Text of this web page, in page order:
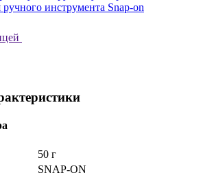
ручного инструмента Snap-on
50 г
SNAP-ON